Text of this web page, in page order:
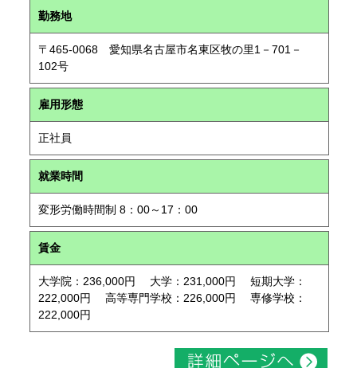
勤務地
〒465-0068 愛知県名古屋市名東区牧の里1－701－
102号
雇用形態
正社員
就業時間
変形労働時間制 8：00～17：00
賃金
大学院：236,000円 大学：231,000円 短期大学：
222,000円 高等専門学校：226,000円 専修学校：
222,000円